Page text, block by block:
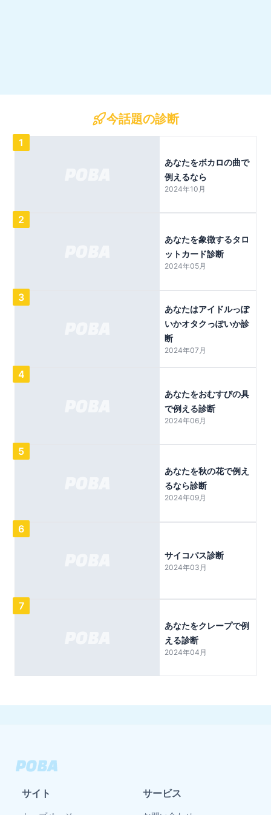
今話題の診断
1
あなたをボカロの曲で
例えるなら
2024年10月
2
あなたを象徴するタロ
ットカード診断
2024年05月
3
あなたはアイドルっぽ
いかオタクっぽいか診
断
2024年07月
4
あなたをおむすびの具
で例える診断
2024年06月
5
あなたを秋の花で例え
るなら診断
2024年09月
6
サイコパス診断
2024年03月
7
あなたをクレープで例
える診断
2024年04月
サイト サービス